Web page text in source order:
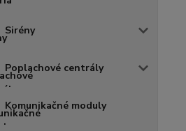
Sirény
Poplachové centrály
Komunikačné moduly